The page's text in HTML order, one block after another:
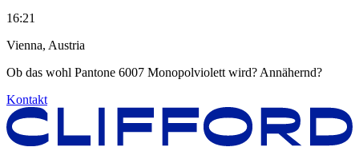
16 21
Vienna, Austria
Ob das wohl Pantone 6007 Monopolviolett wird? Annähernd?
Kontakt